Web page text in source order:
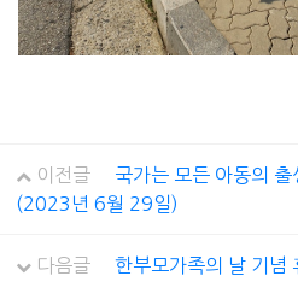
이전글
국가는 모든 아동의
(2023년 6월 29일)
다음글
한부모가족의 날 기념